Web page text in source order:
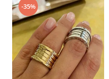
-35%